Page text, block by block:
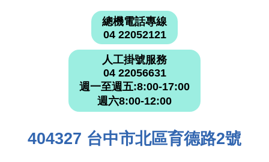
總機電話專線
04 22052121
人工掛號服務
04 22056631
週一至週五:8:00-17:00
週六8:00-12:00
404327 台中市北區育德路2號